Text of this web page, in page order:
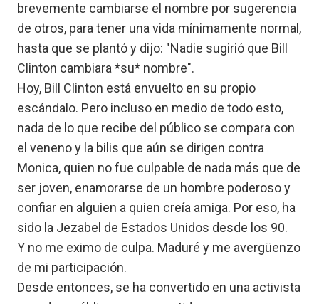
brevemente cambiarse el nombre por sugerencia
de otros, para tener una vida mínimamente normal,
hasta que se plantó y dijo: "Nadie sugirió que Bill
Clinton cambiara *su* nombre".
Hoy, Bill Clinton está envuelto en su propio
escándalo. Pero incluso en medio de todo esto,
nada de lo que recibe del público se compara con
el veneno y la bilis que aún se dirigen contra
Monica, quien no fue culpable de nada más que de
ser joven, enamorarse de un hombre poderoso y
confiar en alguien a quien creía amiga. Por eso, ha
sido la Jezabel de Estados Unidos desde los 90.
Y no me eximo de culpa. Maduré y me avergüenzo
de mi participación.
Desde entonces, se ha convertido en una activista